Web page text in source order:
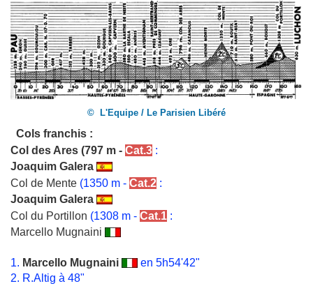
© L'Equipe / Le Parisien Libéré
Cols franchis :
Col des Ares (797 m - Cat.3 :
Joaquim Galera
Col de Mente (1350 m - Cat.2 :
Joaquim Galera
Col du Portillon (1308 m - Cat.1 :
Marcello Mugnaini
1. Marcello Mugnaini
en 5h54'42"
2. R.Altig à 48"